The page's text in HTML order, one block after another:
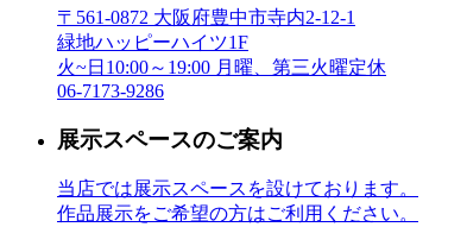
〒561-0872 大阪府豊中市寺内2-12-1
緑地ハッピーハイツ1F
火~日10:00～19:00 月曜、第三火曜定休
06-7173-9286
展示スペースのご案内
当店では展示スペースを設けております。
作品展示をご希望の方はご利用ください。